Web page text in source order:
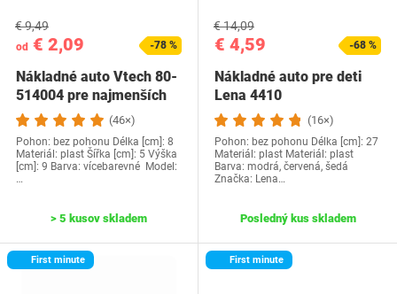
od € 2,09
€ 9,49
-78 %
Nákladné auto Vtech ‎80-
514004 pre najmenších
(46×)
Pohon: bez pohonu Délka [cm]: 8
Materiál: plast Šířka [cm]: 5 Výška
[cm]: 9 Barva: vícebarevné Model:
…
> 5 kusov skladem
€ 4,59
€ 14,09
-68 %
Nákladné auto pre deti
Lena 4410
(16×)
Pohon: bez pohonu Délka [cm]: 27
Materiál: plast Materiál: plast
Barva: modrá, červená, šedá
Značka: Lena…
Posledný kus skladem
First minute First minute